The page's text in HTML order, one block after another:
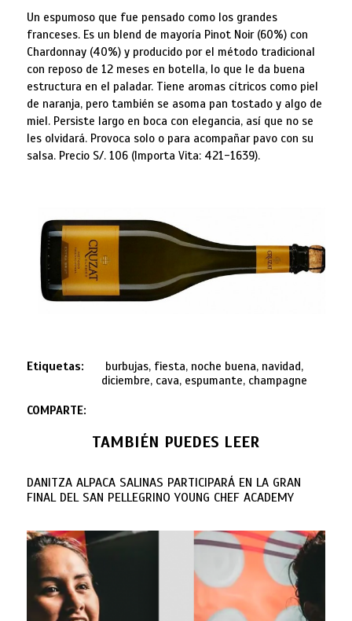
Un espumoso que fue pensado como los grandes
franceses. Es un blend de mayoría Pinot Noir (60%) con
Chardonnay (40%) y producido por el método tradicional
con reposo de 12 meses en botella, lo que le da buena
estructura en el paladar. Tiene aromas cítricos como piel
de naranja, pero también se asoma pan tostado y algo de
miel. Persiste largo en boca con elegancia, así que no se
les olvidará. Provoca solo o para acompañar pavo con su
salsa. Precio S/. 106 (Importa Vita: 421-1639).
Etiquetas:
burbujas, fiesta, noche buena, navidad,
diciembre, cava, espumante, champagne
COMPARTE:
TAMBIÉN PUEDES LEER
DANITZA ALPACA SALINAS PARTICIPARÁ EN LA GRAN
FINAL DEL SAN PELLEGRINO YOUNG CHEF ACADEMY